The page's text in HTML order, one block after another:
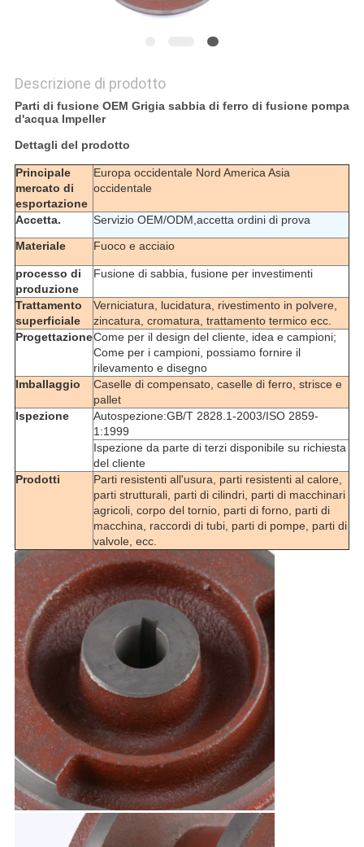
Descrizione di prodotto
Parti di fusione OEM Grigia sabbia di ferro di fusione pompa
d'acqua Impeller
Dettagli del prodotto
Principale
mercato di
esportazione
Europa occidentale Nord America Asia
occidentale
Accetta.
Servizio OEM/ODM,accetta ordini di prova
Materiale
Fuoco e acciaio
processo di
produzione
Fusione di sabbia, fusione per investimenti
Trattamento
superficiale
Verniciatura, lucidatura, rivestimento in polvere,
zincatura, cromatura, trattamento termico ecc.
ProgettazioneCome per il design del cliente, idea e campioni;
Come per i campioni, possiamo fornire il
rilevamento e disegno
Imballaggio
Caselle di compensato, caselle di ferro, strisce e
pallet
Ispezione
Autospezione:GB/T 2828.1-2003/ISO 2859-
1:1999
Ispezione da parte di terzi disponibile su richiesta
del cliente
Prodotti
Parti resistenti all'usura, parti resistenti al calore,
parti strutturali, parti di cilindri, parti di macchinari
agricoli, corpo del tornio, parti di forno, parti di
macchina, raccordi di tubi, parti di pompe, parti di
valvole, ecc.